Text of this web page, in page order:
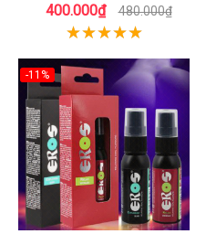
400.000₫ 480.000₫
-11%